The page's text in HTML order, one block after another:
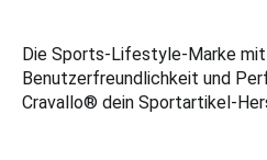
Die Sports-Lifestyle-Marke mit
Benutzerfreundlichkeit und
Cravallo® dein Sportartikel-